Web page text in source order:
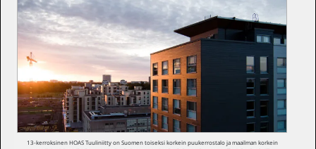
13-kerroksinen HOAS Tuuliniitty on Suomen toiseksi korkein puukerrostalo ja maailman korkein